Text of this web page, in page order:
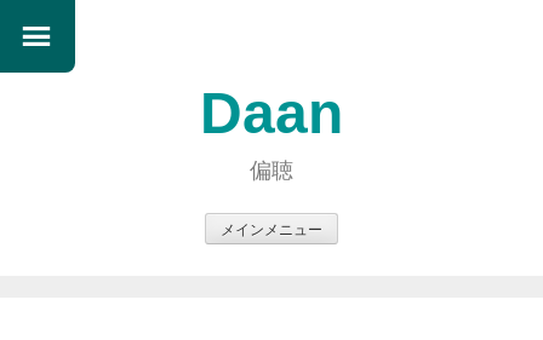
Daan
偏聴
メインメニュー